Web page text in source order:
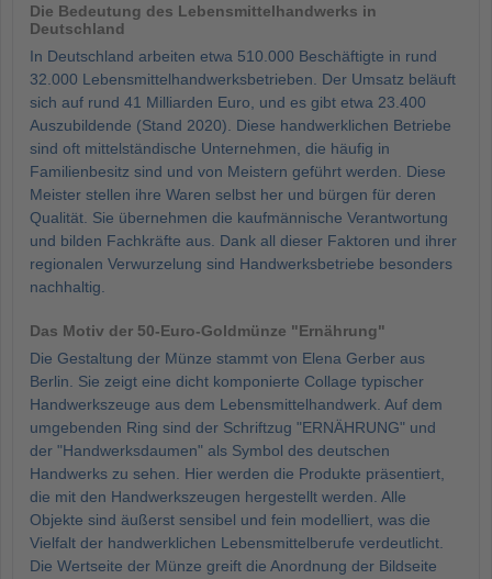
Die Bedeutung des Lebensmittelhandwerks in
Deutschland
In Deutschland arbeiten etwa 510.000 Beschäftigte in rund
32.000 Lebensmittelhandwerksbetrieben. Der Umsatz beläuft
sich auf rund 41 Milliarden Euro, und es gibt etwa 23.400
Auszubildende (Stand 2020). Diese handwerklichen Betriebe
sind oft mittelständische Unternehmen, die häufig in
Familienbesitz sind und von Meistern geführt werden. Diese
Meister stellen ihre Waren selbst her und bürgen für deren
Qualität. Sie übernehmen die kaufmännische Verantwortung
und bilden Fachkräfte aus. Dank all dieser Faktoren und ihrer
regionalen Verwurzelung sind Handwerksbetriebe besonders
nachhaltig.
Das Motiv der 50-Euro-Goldmünze "Ernährung"
Die Gestaltung der Münze stammt von Elena Gerber aus
Berlin. Sie zeigt eine dicht komponierte Collage typischer
Handwerkszeuge aus dem Lebensmittelhandwerk. Auf dem
umgebenden Ring sind der Schriftzug "ERNÄHRUNG" und
der "Handwerksdaumen" als Symbol des deutschen
Handwerks zu sehen. Hier werden die Produkte präsentiert,
die mit den Handwerkszeugen hergestellt werden. Alle
Objekte sind äußerst sensibel und fein modelliert, was die
Vielfalt der handwerklichen Lebensmittelberufe verdeutlicht.
Die Wertseite der Münze greift die Anordnung der Bildseite